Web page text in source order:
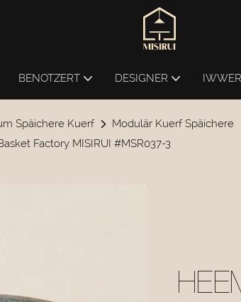
BENOTZERT DESIGNER
Späichere Kuerf
Modulär Kuerf Späichere
Factory MISIRUI #MSR037-3